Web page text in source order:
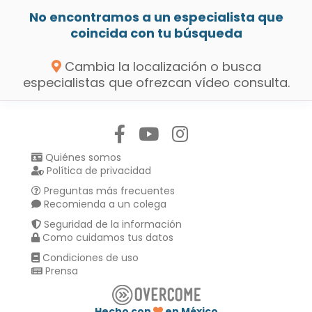
No encontramos a un especialista que
coincida con tu búsqueda
Cambia la localización o busca
especialistas que ofrezcan vídeo consulta.
Quiénes somos
Política de privacidad
Preguntas más frecuentes
Recomienda a un colega
Seguridad de la información
Como cuidamos tus datos
Condiciones de uso
Prensa